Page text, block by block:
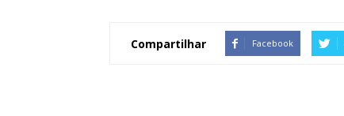
Compartilhar Facebook